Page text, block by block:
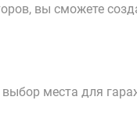
вы сможете
места для